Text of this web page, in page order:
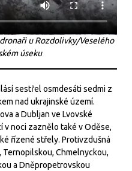
u Rozdolivky/Veselého
úseku
sestřel osmdesáti sedmi z
nad ukrajinské území.
a Dubljan ve Lvovské
v noci zaznělo také v Oděse,
řízené střely. Protivzdušná
Ternopilskou, Chmelnyckou,
a Dněpropetrovskou